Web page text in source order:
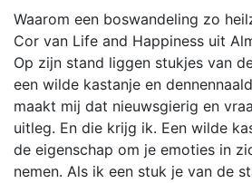
Waarom een boswandeling zo
Cor van Life and Happiness uit
Op zijn stand liggen stukjes van
een wilde kastanje en
maakt mij dat nieuwsgierig en
uitleg. En die krijg ik. Een wilde
de eigenschap om je emoties in
nemen. Als ik een stuk je van de